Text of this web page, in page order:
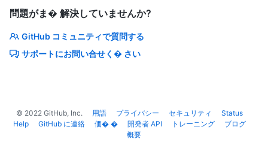
問題がま� 解決していませんか?
GitHub コミュニティで質問する
サポートにお問い合せく� さい
© 2022GitHub, Inc. 用語 プライバシー セキュリティ
Status
Help
GitHub に連絡 価� � 開発者 API トレーニング
ブログ
概要